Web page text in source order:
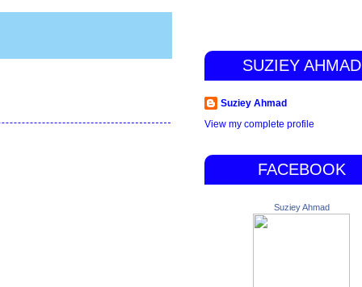
SUZIEY AHMAD
Suziey Ahmad
View my complete profile
FACEBOOK
Suziey Ahmad